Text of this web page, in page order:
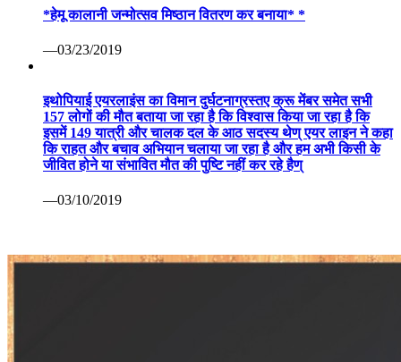
*हेमू कालानी जन्मोत्सव मिष्ठान वितरण कर बनाया* *
—03/23/2019
इथोपियाई एयरलाइंस का विमान दुर्घटनाग्रस्तए क्रू मेंबर समेत सभी
157 लोगों की मौत बताया जा रहा है कि विश्वास किया जा रहा है कि
इसमें 149 यात्री और चालक दल के आठ सदस्य थेण् एयर लाइन ने कहा
कि राहत और बचाव अभियान चलाया जा रहा है और हम अभी किसी के
जीवित होने या संभावित मौत की पुष्टि नहीं कर रहे हैण्
—03/10/2019